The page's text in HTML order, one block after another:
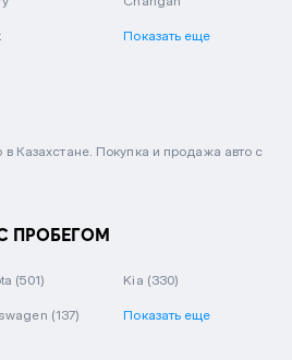
Показать еще
Казахстане. Покупка и продажа авто с
ПРОБЕГОМ
(501) Kia (330)
(137) Показать еще